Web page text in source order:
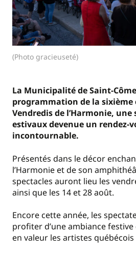
(Photo gracieuseté)
La Municipalité de Saint-
programmation de la sixième
Vendredis de l’Harmonie, une
estivaux devenue un rendez-
incontournable.
Présentés dans le décor
l’Harmonie et de son
spectacles auront lieu les
ainsi que les 14 et 28 août.
Encore cette année, les
profiter d’une ambiance
en valeur les artistes